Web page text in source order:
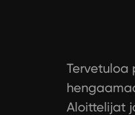
Tervetuloa
Aloittelijat